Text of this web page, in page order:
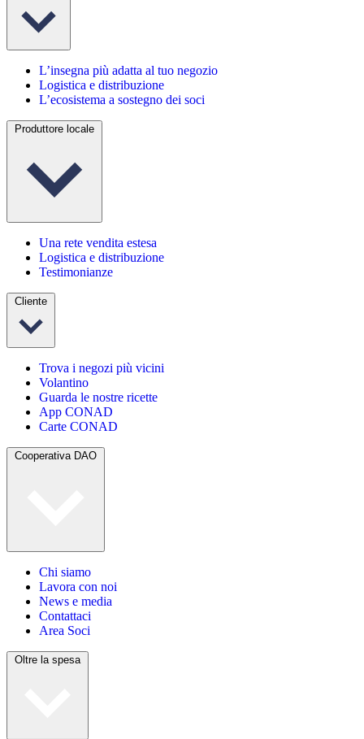
L’insegna più adatta al tuo negozio
Logistica e distribuzione
L’ecosistema a sostegno dei soci
Produttore locale
Una rete vendita estesa
Logistica e distribuzione
Testimonianze
Cliente
Trova i negozi più vicini
Volantino
Guarda le nostre ricette
App CONAD
Carte CONAD
Cooperativa DAO
Chi siamo
Lavora con noi
News e media
Contattaci
Area Soci
Oltre la spesa